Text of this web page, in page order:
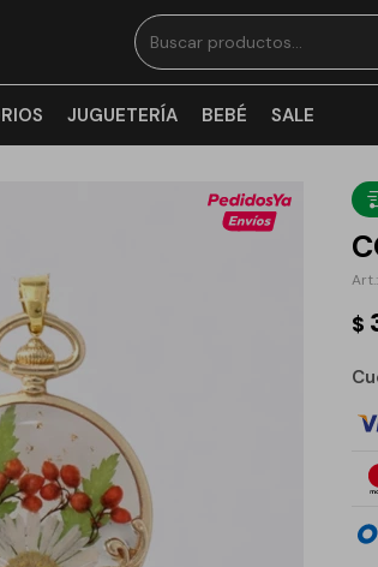
JUGUETERÍA BEBÉ SALE
$